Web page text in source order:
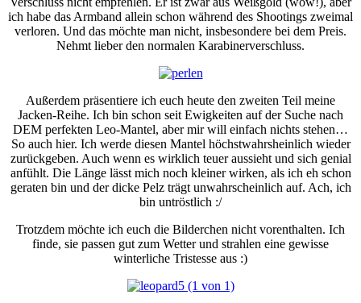
ich habe das Armband allein schon während des Shootings zweimal
verloren. Und das möchte man nicht, insbesondere bei dem Preis.
Nehmt lieber den normalen Karabinerverschluss.
Außerdem präsentiere ich euch heute den zweiten Teil meine
Jacken-Reihe. Ich bin schon seit Ewigkeiten auf der Suche nach
DEM perfekten Leo-Mantel, aber mir will einfach nichts stehen…
So auch hier. Ich werde diesen Mantel höchstwahrsheinlich wieder
zurückgeben. Auch wenn es wirklich teuer aussieht und sich genial
anfühlt. Die Länge lässt mich noch kleiner wirken, als ich eh schon
geraten bin und der dicke Pelz trägt unwahrscheinlich auf. Ach, ich
bin untröstlich :/
Trotzdem möchte ich euch die Bilderchen nicht vorenthalten. Ich
finde, sie passen gut zum Wetter und strahlen eine gewisse
winterliche Tristesse aus :)